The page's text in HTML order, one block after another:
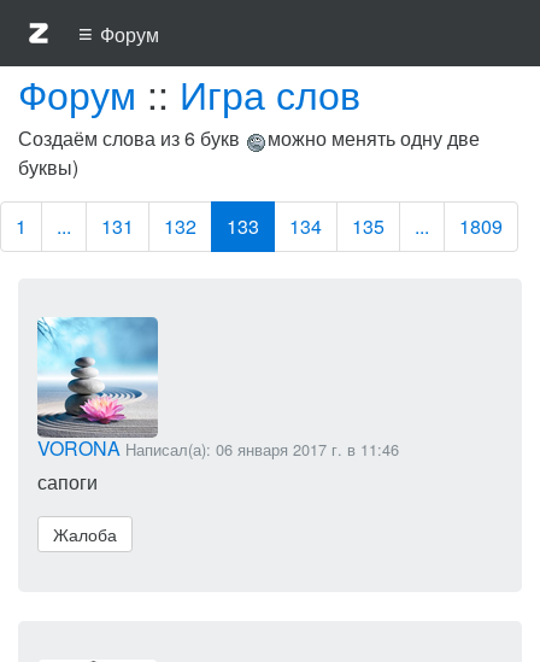
≡ Форум
Форум :: Игра слов
Создаём слова из 6 букв
можно менять одну две
буквы)
1 ... 131 132 133 134 135 ... 1809
VORONA Написал(а): 06 января 2017 г. в 11:46
сапоги
Жалоба